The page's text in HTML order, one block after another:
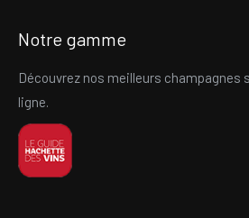
Notre gamme
Découvrez nos meilleurs champagnes
ligne.